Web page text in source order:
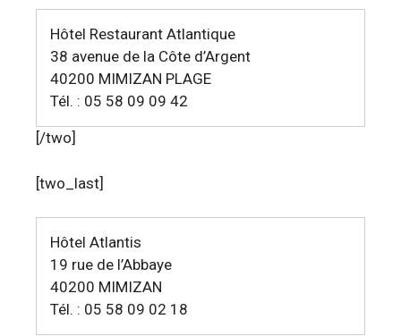
Hôtel Restaurant Atlantique
38 avenue de la Côte d’Argent
40200 MIMIZAN PLAGE
Tél. : 05 58 09 09 42
[/two]
[two_last]
Hôtel Atlantis
19 rue de l’Abbaye
40200 MIMIZAN
Tél. : 05 58 09 02 18